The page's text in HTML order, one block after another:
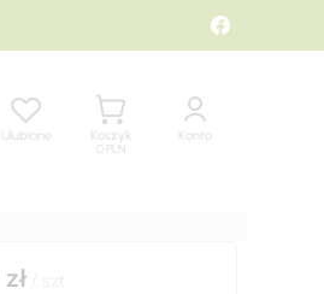
Ulubione
Koszyk
0 PLN
Konto
zł